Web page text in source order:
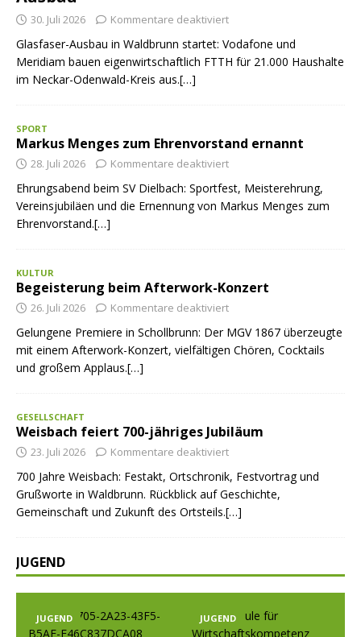
30. Juli 2026 Kommentare deaktiviert
Glasfaser-Ausbau in Waldbrunn startet: Vodafone und
Meridiam bauen eigenwirtschaftlich FTTH für 21.000 Haushalte
im Neckar-Odenwald-Kreis aus.[…]
SPORT
Markus Menges zum Ehrenvorstand ernannt
28. Juli 2026 Kommentare deaktiviert
Ehrungsabend beim SV Dielbach: Sportfest, Meisterehrung,
Vereinsjubiläen und die Ernennung von Markus Menges zum
Ehrenvorstand.[…]
KULTUR
Begeisterung beim Afterwork-Konzert
26. Juli 2026 Kommentare deaktiviert
Gelungene Premiere in Schollbrunn: Der MGV 1867 überzeugte
mit einem Afterwork-Konzert, vielfältigen Chören, Cocktails
und großem Applaus.[…]
GESELLSCHAFT
Weisbach feiert 700-jähriges Jubiläum
23. Juli 2026 Kommentare deaktiviert
700 Jahre Weisbach: Festakt, Ortschronik, Festvortrag und
Grußworte in Waldbrunn. Rückblick auf Geschichte,
Gemeinschaft und Zukunft des Ortsteils.[…]
JUGEND
JUGEND JUGEND